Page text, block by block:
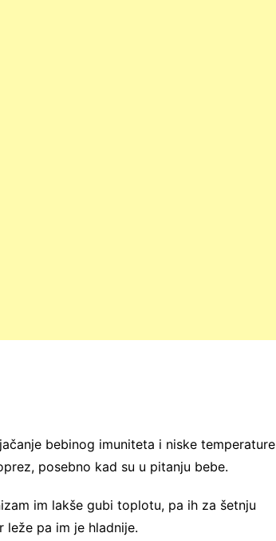
bebinog imuniteta i niske temperature
posebno kad su u pitanju bebe.
im lakše gubi toplotu, pa ih za šetnju
pa im je hladnije.